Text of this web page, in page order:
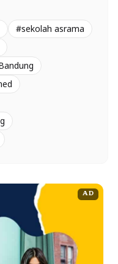
#sekolah asrama
AD